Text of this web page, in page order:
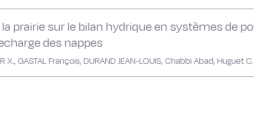
prairie sur le bilan hydrique en systèmes de
des nappes
X., GASTAL François, DURAND JEAN-LOUIS, Chabbi Abad, Huguet